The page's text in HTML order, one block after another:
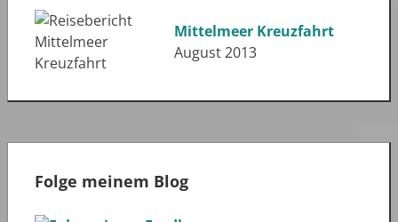
Mittelmeer Kreuzfahrt
August 2013
Folge meinem Blog